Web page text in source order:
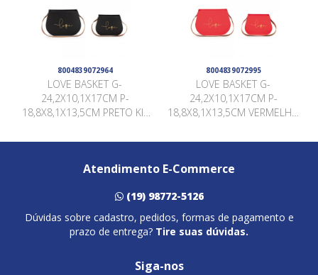
8004839072964
LOVE BASKET G-
24,2X10,1X17CM P-
18,8X8,1X13,5CM PRETO KIT
8004839072995
LOVE BASKET G-
24,2X10,1X17CM P-
18,8X8,1X13,5CM VERMELHO
Atendimento E-Commerce
(19) 98772-5126
Dúvidas sobre cadastro, pedidos, formas de pagamento e
prazo de entrega? Tire suas dúvidas.
Siga-nos